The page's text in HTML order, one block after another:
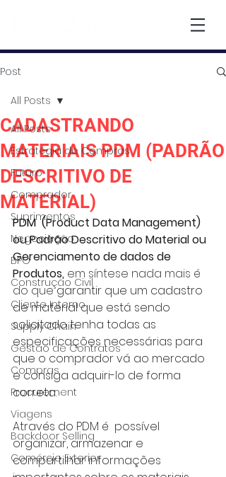
Post
All Posts
Estratégia de Compras
Futuro
Comprador
Suprimentos
Negociação
BPO
Construção Civil
Cliente Interno
Supply Chain
Gestão de Contratos
Compras
Procurement
Viagens
Backdoor Selling
Comércio Exterior
All Posts
CADASTRANDO
MATERIAIS PDM (PADRÃO
DESCRITIVO DE
MATERIAL)
PDM  (Product Data Management)
ou Padrão Descritivo do Material ou
Gerenciamento de dados de
Produtos, em síntese nada mais é
do que garantir que um cadastro
de material que está sendo
solicitado tenha todas as
especificações necessárias para
que o comprador vá ao mercado
e consiga adquiri-lo de forma
correta.
Através do PDM é  possível
organizar, armazenar e
compartilhar informações